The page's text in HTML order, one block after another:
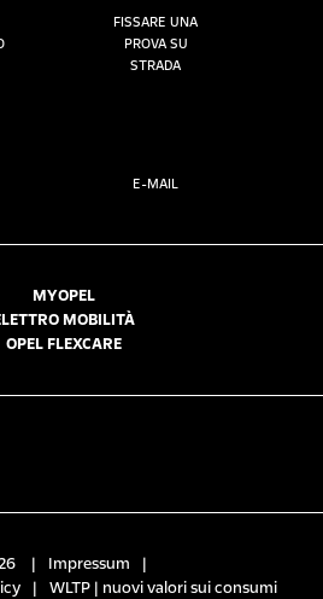
FISSARE UNA
PROVA SU
STRADA
E-MAIL
MYOPEL
MOBILITÀ
OPEL FLEXCARE
| Impressum
|
| WLTP | nuovi valori sui consumi